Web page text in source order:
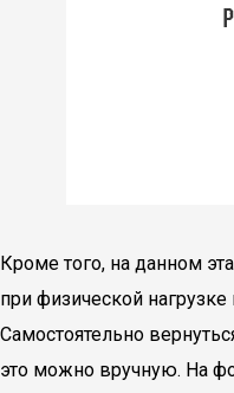
Кроме того, на данном
при физической
Самостоятельно
это можно вручную. На